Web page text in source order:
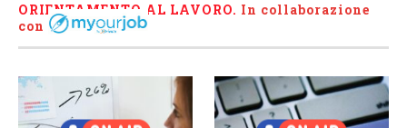
ORIENTAMENTO AL LAVORO. In collaborazione
con